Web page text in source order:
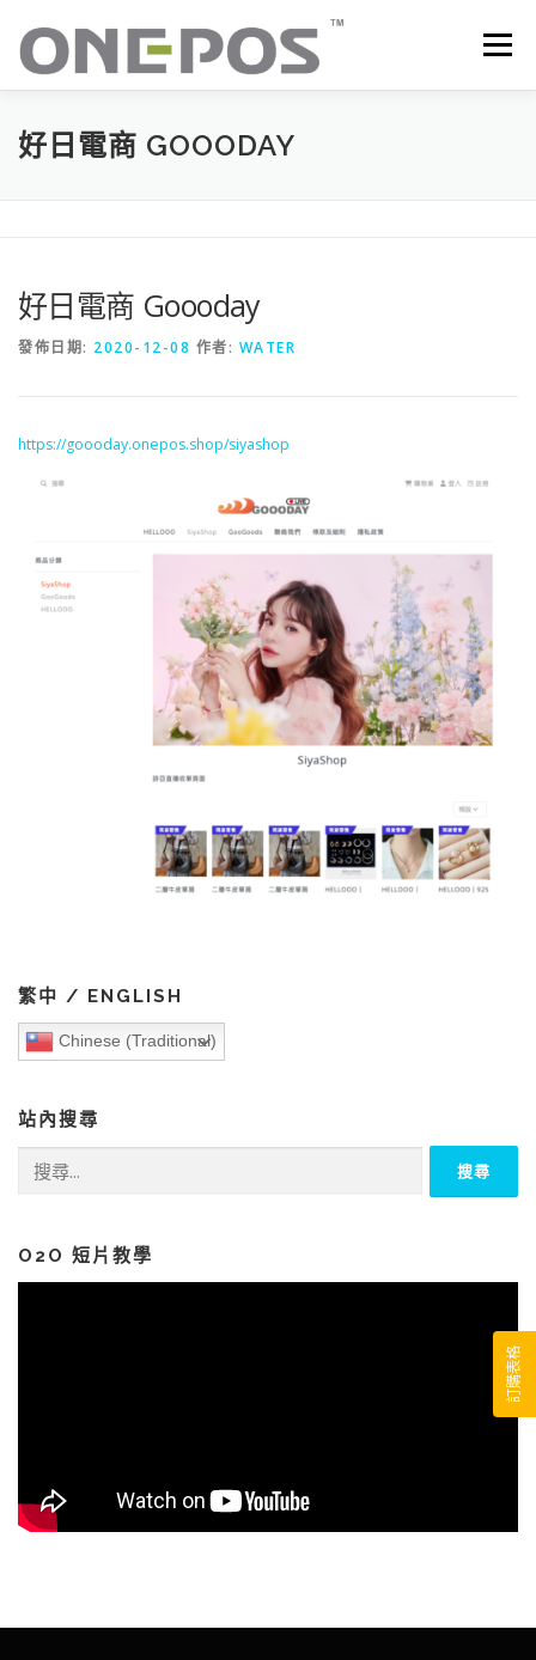
選單
所有產品．下載 價目表 OP+ 聯網版會員中心
好日電商 GOOODAY
好日電商 Goooday
發佈日期: 2020-12-08 作者: WATER
https://goooday.onepos.shop/siyashop
繁中 / ENGLISH
Chinese (Traditional)
站內搜尋
字:
O2O 短片教學
訂購表格